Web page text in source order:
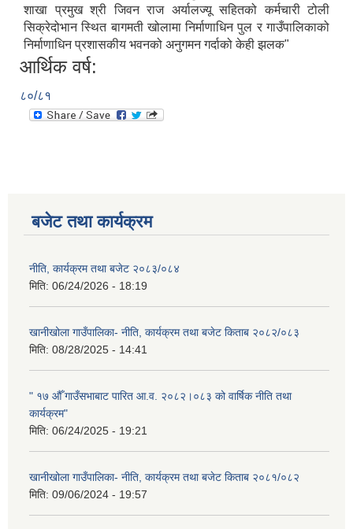
शाखा प्रमुख श्री जिवन राज अर्यालज्यू सहितको कर्मचारी टोली
सिक्रेदोभान स्थित बागमती खोलामा निर्माणाधिन पुल र गाउँपालिकाको
निर्माणाधिन प्रशासकीय भवनको अनुगमन गर्दाको केही झलक"
आर्थिक वर्ष:
८०/८१
बजेट तथा कार्यक्रम
नीति, कार्यक्रम तथा बजेट २०८३/०८४
मिति: 06/24/2026 - 18:19
खानीखोला गाउँपालिका- नीति, कार्यक्रम तथा बजेट किताब २०८२/०८३
मिति: 08/28/2025 - 14:41
" १७ औँ गाउँसभाबाट पारित आ.व. २०८२।०८३ को वार्षिक नीति तथा
कार्यक्रम"
मिति: 06/24/2025 - 19:21
खानीखोला गाउँपालिका- नीति, कार्यक्रम तथा बजेट किताब २०८१/०८२
मिति: 09/06/2024 - 19:57